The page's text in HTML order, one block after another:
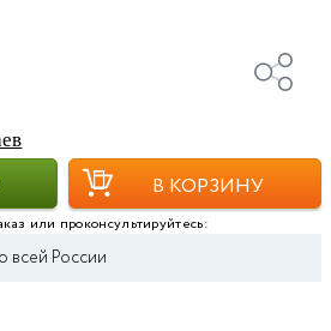
В КОРЗИНУ
или проконсультируйтесь:
всей России